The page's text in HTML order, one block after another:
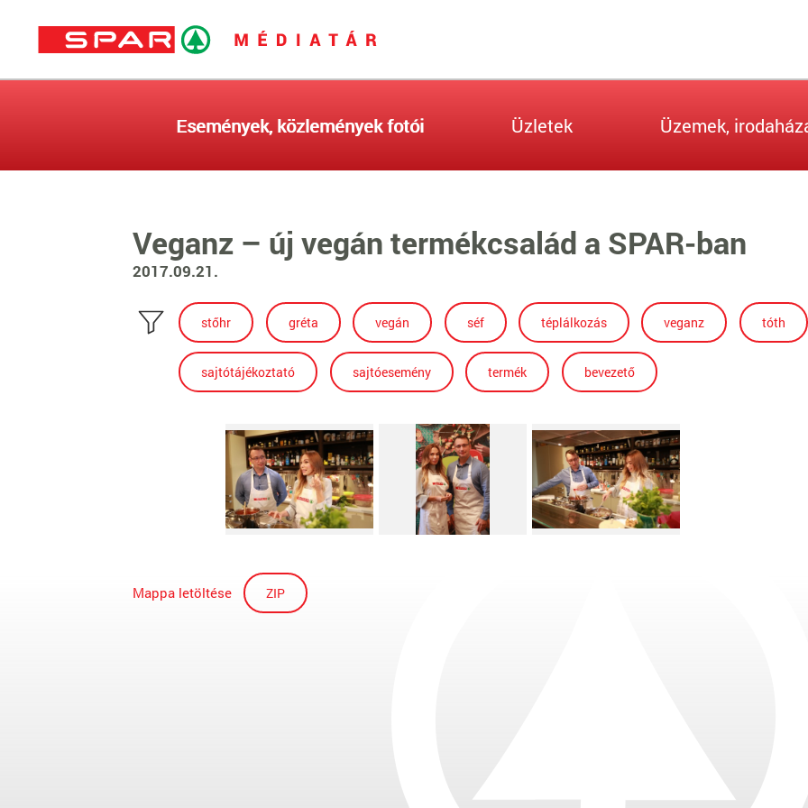
Események, közlemények fotói Üzletek Üzemek,
Veganz – új vegán termékcsalád a SPAR-ban
2017.09.21.
stőhr gréta vegán séf téplálkozás veganz tóth
sajtótájékoztató sajtóesemény termék bevezető
Mappa letöltése ZIP